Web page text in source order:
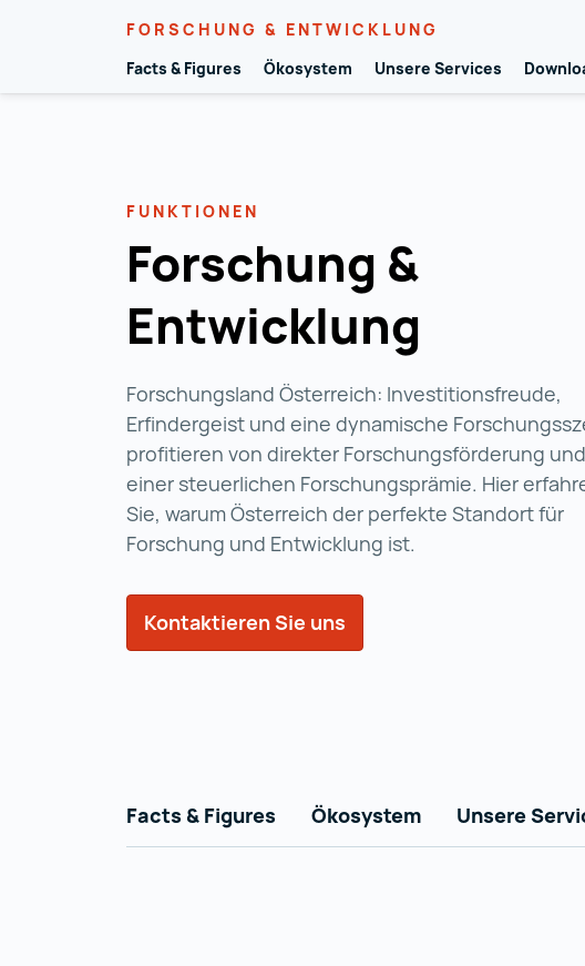
FORSCHUNG & ENTWICKLUNG
Facts & Figures
Ökosystem Unsere Services
FUNKTIONEN
Forschung &
Entwicklung
Forschungsland Österreich: Investitionsfreude,
Erfindergeist und eine dynamische
profitieren von direkter Forschungsförderung und
einer steuerlichen Forschungsprämie. Hier
Sie, warum Österreich der perfekte Standort für
Forschung und Entwicklung ist.
Kontaktieren Sie uns
Facts & Figures Ökosystem Unsere